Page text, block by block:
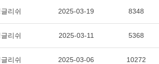
리쉬 2025-03-19 8348
리쉬 2025-03-11 5368
리쉬 2025-03-06 10272